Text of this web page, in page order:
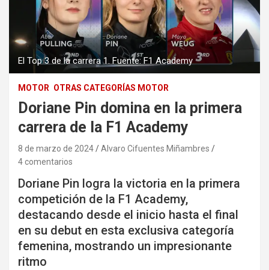
El Top 3 de la carrera 1. Fuente: F1 Academy
MOTOR OTRAS CATEGORÍAS MOTOR
Doriane Pin domina en la primera
carrera de la F1 Academy
8 de marzo de 2024
Alvaro Cifuentes Miñambres
4 comentarios
Doriane Pin logra la victoria en la primera
competición de la F1 Academy,
destacando desde el inicio hasta el final
en su debut en esta exclusiva categoría
femenina, mostrando un impresionante
ritmo